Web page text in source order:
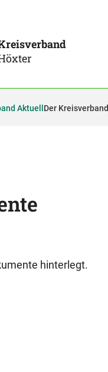
Aktuell Der Kreisverband
hinterlegt.